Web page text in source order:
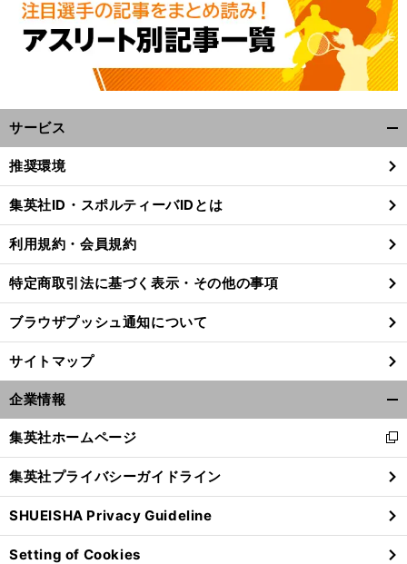
【
オ
】
ハ
・
」
サービス
閉
る
推奨環境
集英社ID・スポルティーバIDとは
利用規約・会員規約
特定商取引法に基づく表示・その他の事項
ブラウザプッシュ通知について
サイトマップ
企業情報
閉
る
集英社ホームページ
新
し
い
ウ
ィ
ン
ド
集英社プライバシーガイドライン
SHUEISHA Privacy Guideline
Setting of Cookies